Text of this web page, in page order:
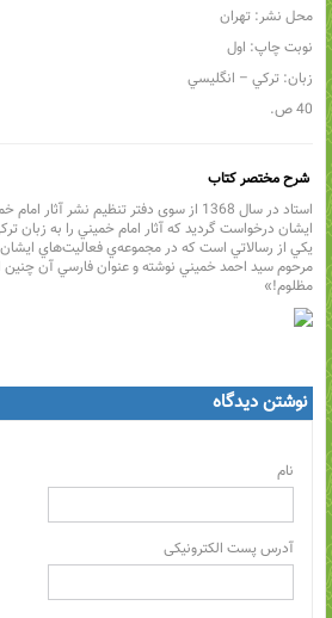
محل نشر: تهران
نوبت چاپ: اول
زبان: تركي – انگليسي
40 ص.
شرح مختصر كتاب
استاد در سال 1368 از سوی دفتر تنظیم نشر
ايشان درخواست گرديد كه آثار امام خميني را به زبان
يكي از رسالاتي است كه در مجموعه‌ي فعاليت‌هاي
مرحوم سيد احمد خميني نوشته و عنوان فارسي آن
مظلوم!»
نوشتن دیدگاه
نام
آدرس پست الکترونیکی